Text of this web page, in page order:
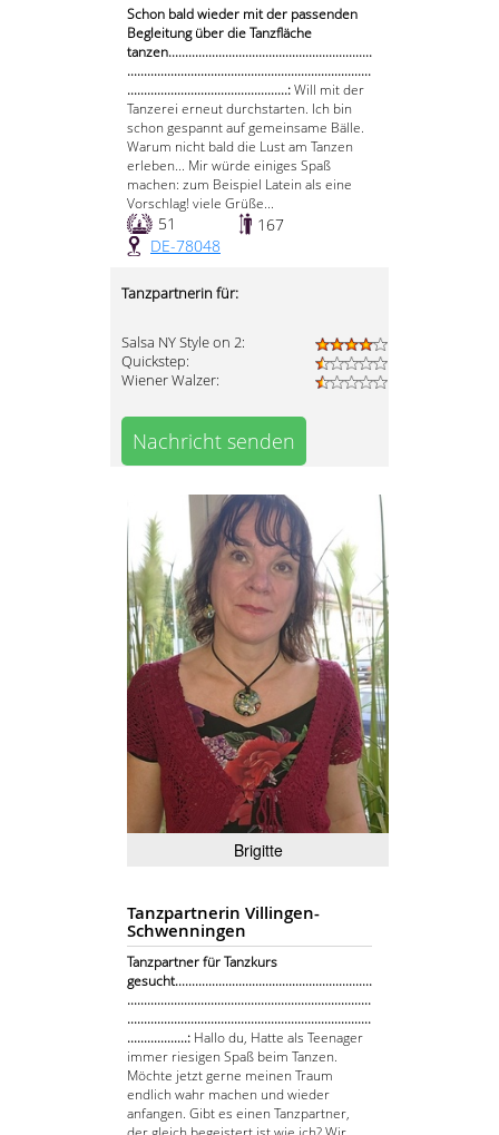
Schon bald wieder mit der passenden
Begleitung über die Tanzfläche
tanzen.............................................................
.........................................................................
................................................:Will mit der
Tanzerei erneut durchstarten. Ich bin
schon gespannt auf gemeinsame Bälle.
Warum nicht bald die Lust am Tanzen
erleben... Mir würde einiges Spaß
machen: zum Beispiel Latein als eine
Vorschlag! viele Grüße...
51
167
DE-78048
Tanzpartnerin für:
Salsa NY Style on 2:
Quickstep:
Wiener Walzer:
Nachricht senden
Brigitte
Tanzpartnerin Villingen-
Schwenningen
Tanzpartner für Tanzkurs
gesucht...........................................................
.........................................................................
.........................................................................
..................: Hallo du, Hatte als Teenager
immer riesigen Spaß beim Tanzen.
Möchte jetzt gerne meinen Traum
endlich wahr machen und wieder
anfangen. Gibt es einen Tanzpartner,